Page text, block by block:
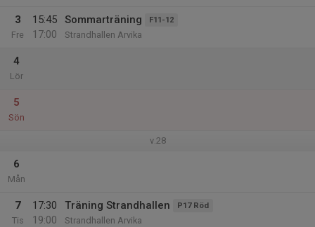
3
Fre
15:45
17:00
Sommarträning F11-12
Strandhallen Arvika
4
Lör
5
Sön
v.28
6
Mån
7
Tis
17:30
19:00
Träning Strandhallen P17 Röd
Strandhallen Arvika